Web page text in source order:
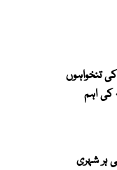
تنخواہوں
کی اہم
ہر شہری